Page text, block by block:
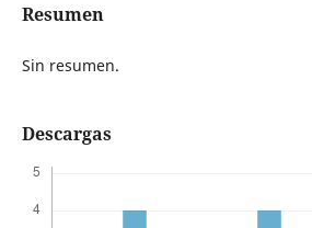
Resumen
Sin resumen.
Descargas